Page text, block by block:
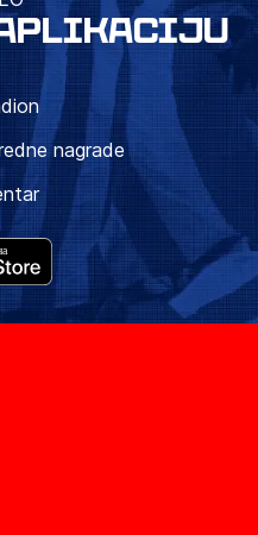
nagrade